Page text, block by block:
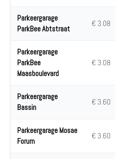
Parkeergarage
ParkBee Abtstraat
€ 3.08
Parkeergarage
ParkBee
Maasboulevard
€ 3.08
Parkeergarage
Bassin
€ 3.60
Parkeergarage Mosae
Forum
€ 3.60